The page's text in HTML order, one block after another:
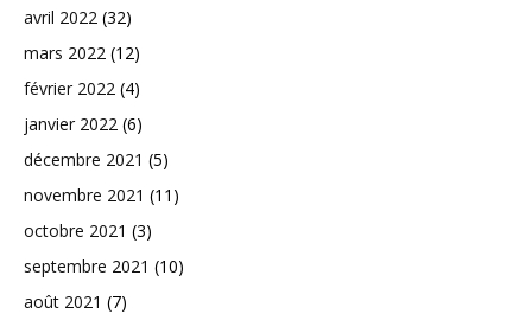
avril 2022 (32)
mars 2022 (12)
février 2022 (4)
janvier 2022 (6)
décembre 2021 (5)
novembre 2021 (11)
octobre 2021 (3)
septembre 2021 (10)
août 2021 (7)